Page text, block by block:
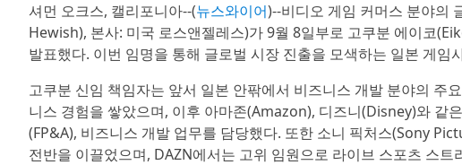
셔먼 오크스, 캘리포니아--(뉴스와이어)--비디오 게임 커머스 분야의
Hewish), 본사: 미국 로스앤젤레스)가 9월 8일부로 고쿠분 에이코
발표했다. 이번 임명을 통해 글로벌 시장 진출을 모색하는 일본 게임
고쿠분 신임 책임자는 앞서 일본 안팎에서 비즈니스 개발 분야의 주
니스 경험을 쌓았으며, 이후 아마존(Amazon), 디즈니(Disney)와 같
(FP&A), 비즈니스 개발 업무를 담당했다. 또한 소니 픽처스(Sony
전반을 이끌었으며, DAZN에서는 고위 임원으로 라이브 스포츠 스